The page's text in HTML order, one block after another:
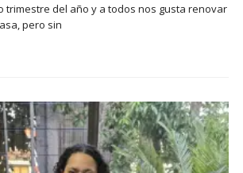
trimestre del año y a todos nos gusta renovar
pero sin